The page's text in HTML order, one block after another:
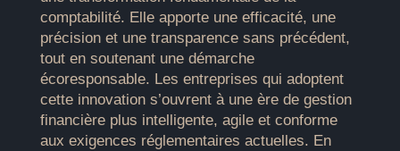
comptabilité. Elle apporte une efficacité, une
précision et une transparence sans précédent,
tout en soutenant une démarche
écoresponsable. Les entreprises qui adoptent
cette innovation s’ouvrent à une ère de gestion
financière plus intelligente, agile et conforme
aux exigences réglementaires actuelles. En